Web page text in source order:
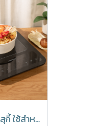
ถ้วยต้มได้ ต้มมาม่า สุกี้ ใช้สำหรับเตาไฟฟ้าเท่านั้น 1 แพค 25 ชุด พร้อมฝา PET Anti Fog (มีราคาส่ง)